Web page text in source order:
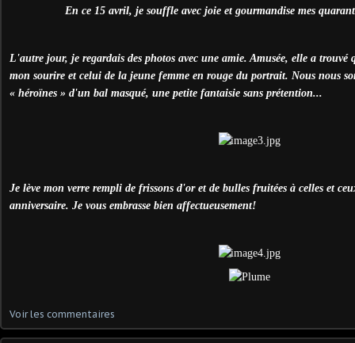
En ce 15 avril, je souffle avec joie et gourmandise mes
L'autre jour, je regardais des photos avec une amie. Amusée, elle a trouvé
mon sourire et celui de la jeune femme en rouge du portrait. Nous nous
« héroïnes » d'un bal masqué, une petite fantaisie sans prétention...
Je lève mon verre rempli de frissons d'or et de bulles fruitées à celles et
anniversaire. Je vous embrasse bien affectueusement!
Voir les commentaires